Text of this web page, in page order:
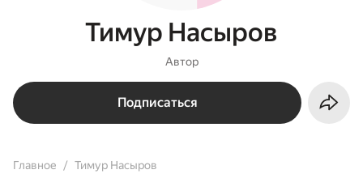
Тимур Насыров
Автор
Подписаться
Главное Тимур Насыров